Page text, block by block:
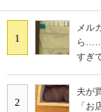
1
メル
ら……
すぎ
2
夫が
「お